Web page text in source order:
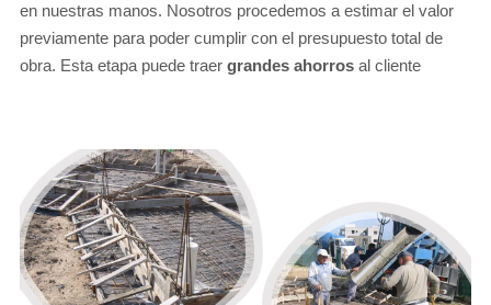
en nuestras manos. Nosotros procedemos a estimar el valor
previamente para poder cumplir con el presupuesto total de
obra. Esta etapa puede traer grandes ahorros al cliente